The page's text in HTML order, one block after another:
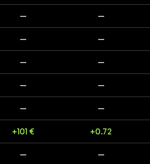
— —
— —
— —
— —
— —
+101 € +0.72
— —